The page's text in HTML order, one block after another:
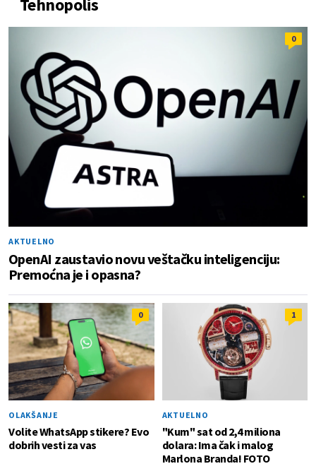
0
AKTUELNO
OpenAI zaustavio novu veštačku inteligenciju:
Premoćna je i opasna?
0
OLAKŠANJE
Volite WhatsApp stikere? Evo
dobrih vesti za vas
1
AKTUELNO
"Kum" sat od 2,4 miliona
dolara: Ima čak i malog
Marlona Branda! FOTO